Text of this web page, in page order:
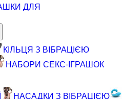
ДЛЯ
КІЛЬЦЯ З ВІБРАЦІЄЮ
НАБОРИ СЕКС-ІГРАШОК
НАСАДКИ З ВІБРАЦІЄЮ